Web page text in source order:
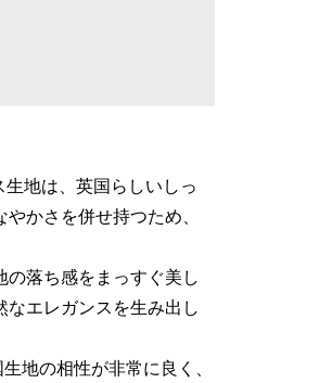
地は、英国らしいしっ
かさを併せ持つため、
の落ち感をまっすぐ美し
なエレガンスを生み出し
地の相性が非常に良く、